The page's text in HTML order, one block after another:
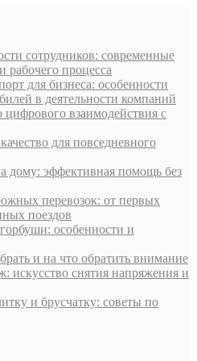
сотрудников: современные
рабочего процесса
для бизнеса: особенности
в деятельности компаний
цифрового взаимодействия с
для повседневного
дому: эффективная помощь без
перевозок: от первых
поездов
особенности и
и на что обратить внимание
искусство снятия напряжения и
и брусчатку: советы по